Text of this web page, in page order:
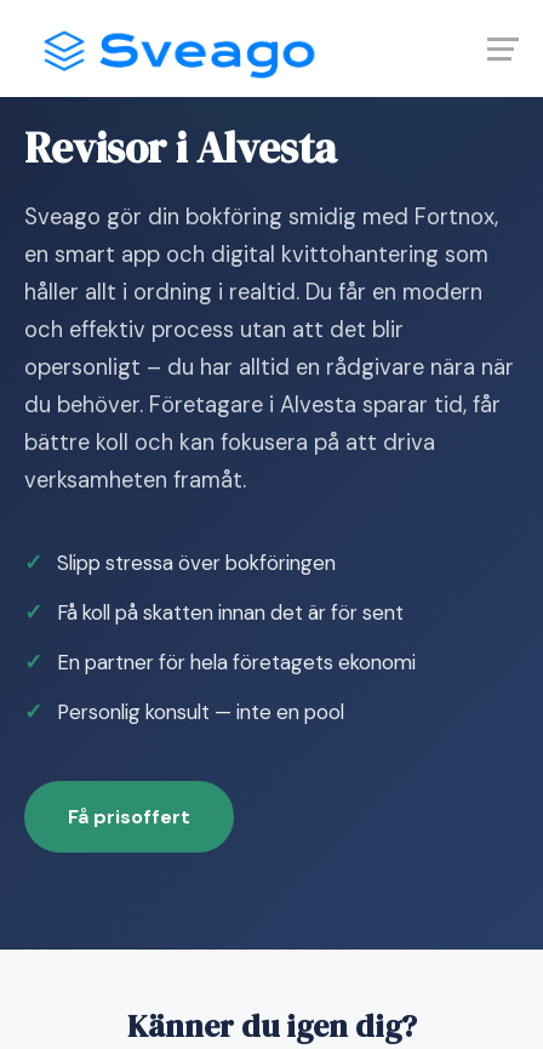
content
Revisor i Alvesta
Sveago gör din bokföring smidig med Fortnox,
en smart app och digital kvittohantering som
håller allt i ordning i realtid. Du får en modern
och effektiv process utan att det blir
opersonligt – du har alltid en rådgivare nära när
du behöver. Företagare i Alvesta sparar tid, får
bättre koll och kan fokusera på att driva
verksamheten framåt.
Slipp stressa över bokföringen
Få koll på skatten innan det är för sent
En partner för hela företagets ekonomi
Personlig konsult — inte en pool
Få prisoffert
Känner du igen dig?